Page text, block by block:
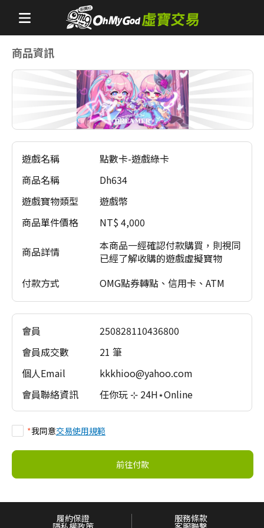
商品資訊
遊戲名稱
點數卡-遊戲綠卡
商品名稱
Dh634
遊戲寶物類型
遊戲幣
商品單件價格
NT$ 4,000
商品詳情
本商品一經確認付款購買，則視同
已經了解收購的遊戲虛擬寶物
付款方式
OMG點券轉點、信用卡、ATM
會員
250828110436800
會員成交數
21 筆
個人Email
kkkhioo@yahoo.com
會員聯絡資訊
任你玩 ⊹ 24H⋆Online
*我同意交易使用規範
前往付款
料
輸
中…
勿
關
閉
視
窗，
免
失
敗！
Transferring
do
not
close
window
履約保證 服務條款